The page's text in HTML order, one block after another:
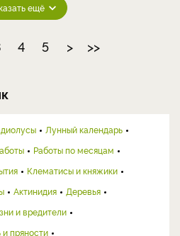
ещё
4 5 > >>
Лунный календарь
Работы по месяцам
Клематисы и княжики
Актинидия
Деревья
и вредители
и пряности